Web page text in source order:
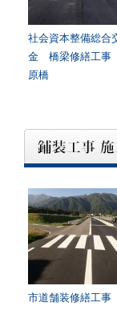
社会資本整備総合
金 橋梁修繕工事
原橋
市道舗装修繕工事